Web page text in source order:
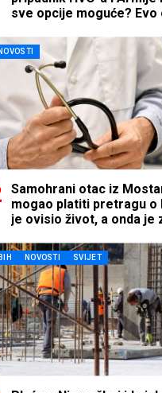
sve opcije moguće?
NOVOSTI
Samohrani otac iz
mogao platiti pretragu o
je ovisio život, a onda je
BIH NOVOSTI SVIJET